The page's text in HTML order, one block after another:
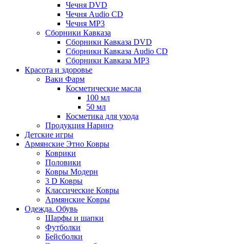
Чечня DVD
Чечня Audio CD
Чечня MP3
Сборники Кавказа
Сборники Кавказа DVD
Сборники Кавказа Audio CD
Сборники Кавказа MP3
Красота и здоровье
Ваки Фарм
Косметические масла
100 мл
50 мл
Косметика для ухода
Продукция Наринэ
Детские игры
Армянские Этно Ковры
Коврики
Половики
Ковры Модерн
3 D Ковры
Классические Ковры
Армянские Ковры
Одежда. Обувь
Шарфы и шапки
Футболки
Бейсболки